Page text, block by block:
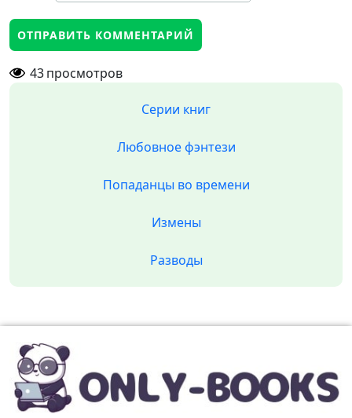
43просмотров
Серии книг
Любовное фэнтези
Попаданцы во времени
Измены
Разводы